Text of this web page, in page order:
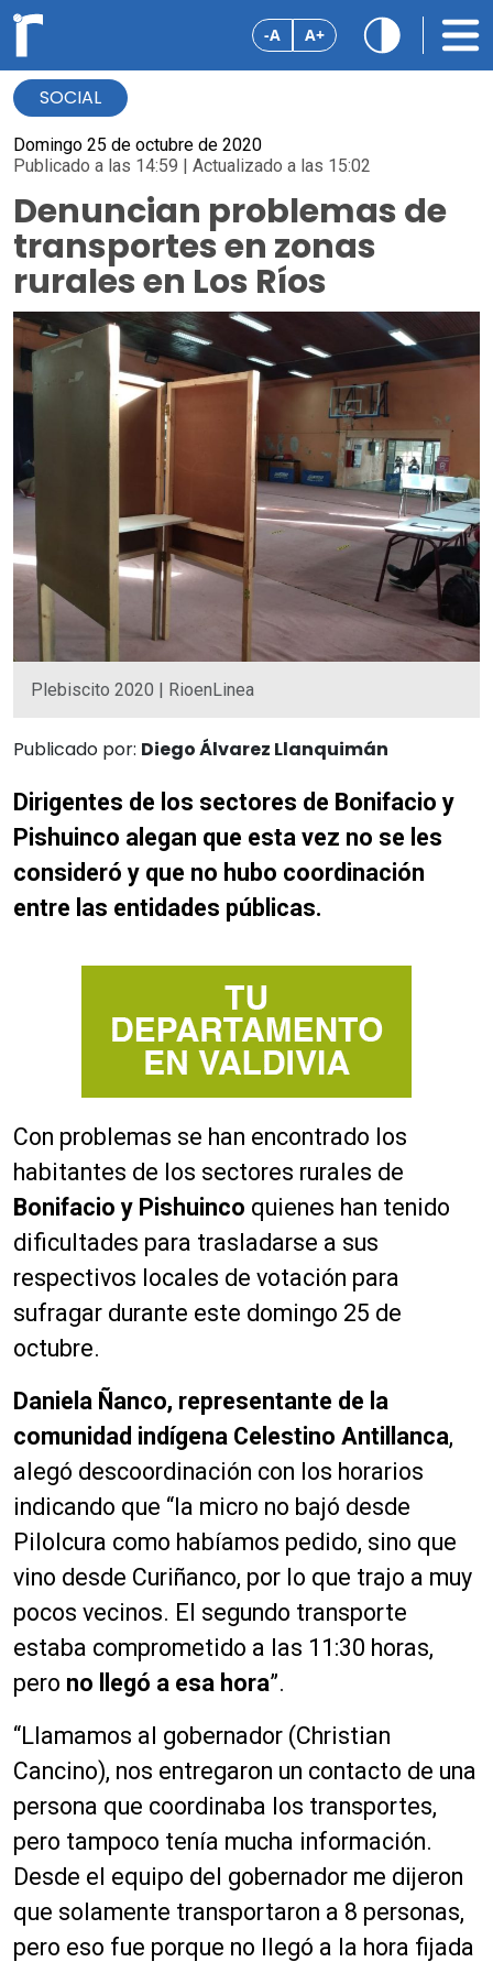
-A A+
SOCIAL
Domingo 25 de octubre de 2020
Publicado a las 14:59 | Actualizado a las 15:02
Denuncian problemas de
transportes en zonas
rurales en Los Ríos
Plebiscito 2020 | RioenLinea
Publicado por: Diego Álvarez Llanquimán
Dirigentes de los sectores de Bonifacio y
Pishuinco alegan que esta vez no se les
consideró y que no hubo coordinación
entre las entidades públicas.
Con problemas se han encontrado los
habitantes de los sectores rurales de
Bonifacio y Pishuinco quienes han tenido
dificultades para trasladarse a sus
respectivos locales de votación para
sufragar durante este domingo 25 de
octubre.
Daniela Ñanco, representante de la
comunidad indígena Celestino Antillanca,
alegó descoordinación con los horarios
indicando que “la micro no bajó desde
Pilolcura como habíamos pedido, sino que
vino desde Curiñanco, por lo que trajo a muy
pocos vecinos. El segundo transporte
estaba comprometido a las 11:30 horas,
pero no llegó a esa hora”.
“Llamamos al gobernador (Christian
Cancino), nos entregaron un contacto de una
persona que coordinaba los transportes,
pero tampoco tenía mucha información.
Desde el equipo del gobernador me dijeron
que solamente transportaron a 8 personas,
pero eso fue porque no llegó a la hora fijada